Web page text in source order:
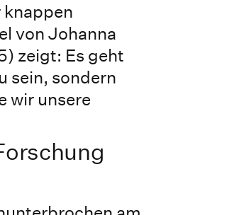
von Johanna
zeigt: Es geht
sein, sondern
wir unsere